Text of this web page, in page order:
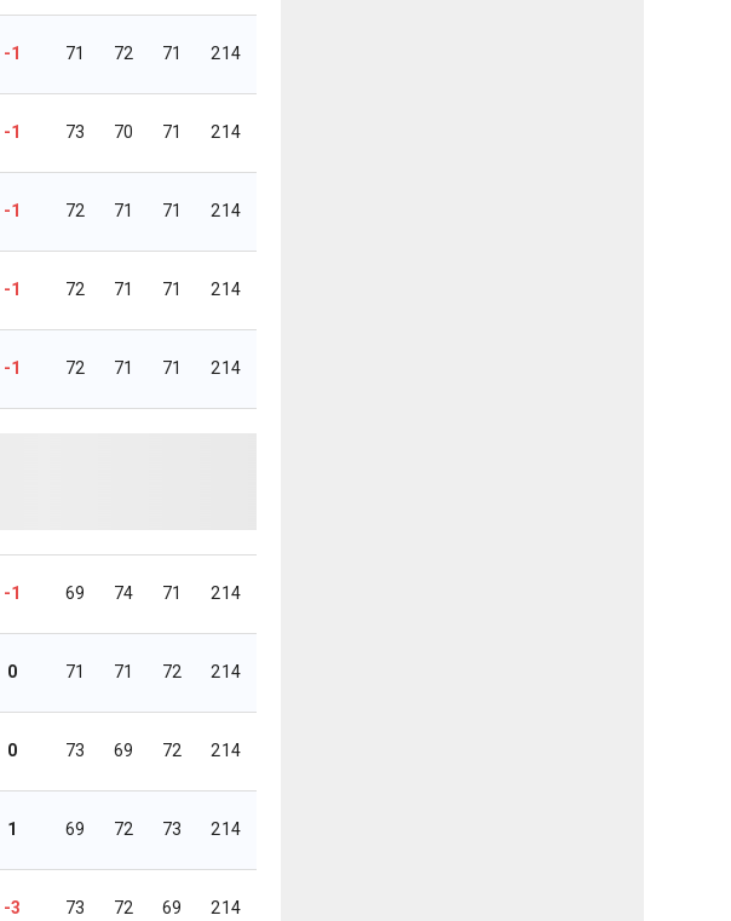
-1 71 72 71 214
-1 73 70 71 214
-1 72 71 71 214
-1 72 71 71 214
-1 72 71 71 214
-1 69 74 71 214
0 71 71 72 214
0 73 69 72 214
1 69 72 73 214
-3 73 72 69 214